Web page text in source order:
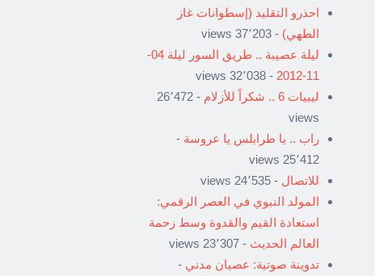
احذرو التقليد (إسطوانات غاز
الطهي) - 37٬203 views
ليلة عصيبة .. طريق السور ليلة 04-
11-2012
- 32٬038 views
ليبيات 6 .. شكراً للأزلام
- 26٬472
views
راب .. يا طرابلس يا عروسة -
25٬412 views
للاتصال - 24٬535 views
المولد النبوي في العصر الرقمي:
استعادة القيم والقدوة وسط زحمة
العالم الحديث - 23٬307 views
تدوينة صوتية: عصيان مدني -